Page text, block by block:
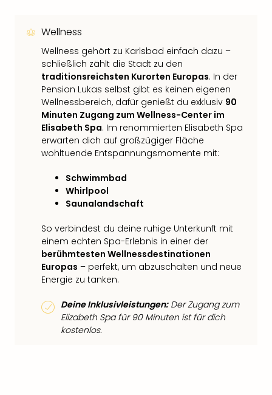
Wellness
Wellness gehört zu Karlsbad einfach dazu –
schließlich zählt die Stadt zu den
traditionsreichsten Kurorten Europas. In der
Pension Lukas selbst gibt es keinen eigenen
Wellnessbereich, dafür genießt du exklusiv 90
Minuten Zugang zum Wellness-Center im
Elisabeth Spa. Im renommierten Elisabeth Spa
erwarten dich auf großzügiger Fläche
wohltuende Entspannungsmomente mit:
Schwimmbad
Whirlpool
Saunalandschaft
So verbindest du deine ruhige Unterkunft mit
einem echten Spa-Erlebnis in einer der
berühmtesten Wellnessdestinationen
Europas – perfekt, um abzuschalten und neue
Energie zu tanken.
Deine Inklusivleistungen:Der Zugang zum
Elizabeth Spa für 90 Minuten ist für dich
kostenlos.